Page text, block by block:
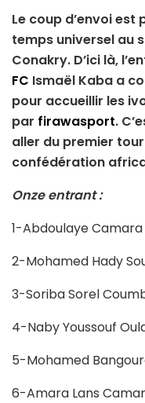
Le coup d’envoi est
temps universel au
Conakry. D’ici là,
FC Ismaël Kaba a
pour accueillir les
par firawasport.
aller du premier
confédération
Onze entrant :
1-Abdoulaye Camara
2-Mohamed Hady
3-Soriba Sorel
4-Naby Youssouf
5-Mohamed
6-Amara Lans